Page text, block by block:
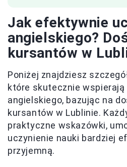
Jak efektywnie
angielskiego?
kursantów w
Poniżej znajdziesz
które skutecznie wspierają
angielskiego, bazując na
kursantów w Lublinie.
praktyczne wskazówki,
uczynienie nauki bardziej
przyjemną.